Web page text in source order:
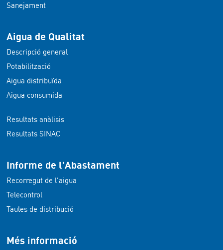
Sanejament
Aigua de Qualitat
Descripció general
Potabilització
Aigua distribuïda
Aigua consumida
Resultats anàlisis
Resultats SINAC
Informe de l'Abastament
Recorregut de l'aigua
Telecontrol
Taules de distribució
Més informació